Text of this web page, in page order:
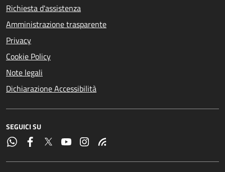
Richiesta d'assistenza
Amministrazione trasparente
Privacy
Cookie Policy
Note legali
Dichiarazione Accessibilità
SEGUICI SU